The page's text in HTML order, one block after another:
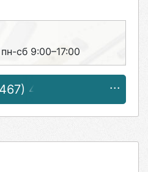
пн-сб 9:00–17:00
4-12-08